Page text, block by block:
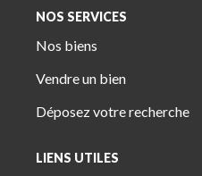
NOS SERVICES
Nos biens
Vendre un bien
Déposez votre recherche
LIENS UTILES